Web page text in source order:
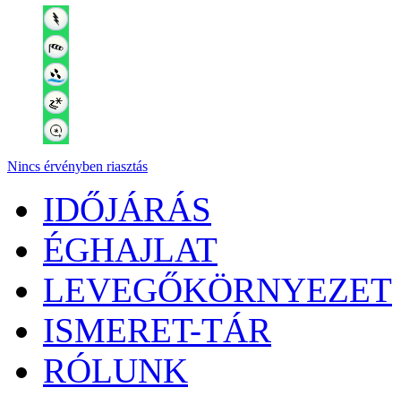
Nincs érvényben riasztás
IDŐJÁRÁS
ÉGHAJLAT
LEVEGŐKÖRNYEZET
ISMERET-TÁR
RÓLUNK